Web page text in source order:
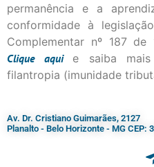
permanência e a
conformidade à
Complementar nº 187
Cliqueaqui
e saiba
filantropia (imunidade
Av. Dr. Cristiano Guimarães, 2127
Planalto - Belo Horizonte - MG CEP: